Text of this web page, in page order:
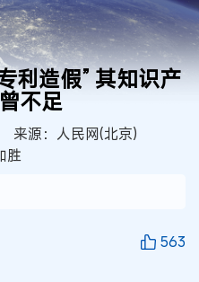
利造假” 其知识产
不足
来源：人民网(北京)
胜
563